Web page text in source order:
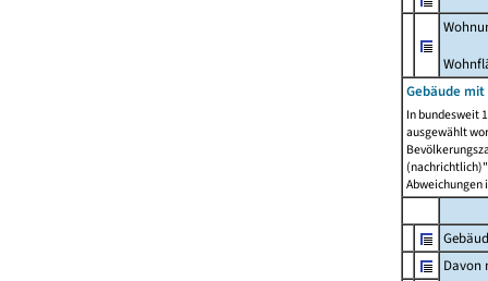
Gebäude
In bundesweit
ausgewählt
Abweichungen
Davon